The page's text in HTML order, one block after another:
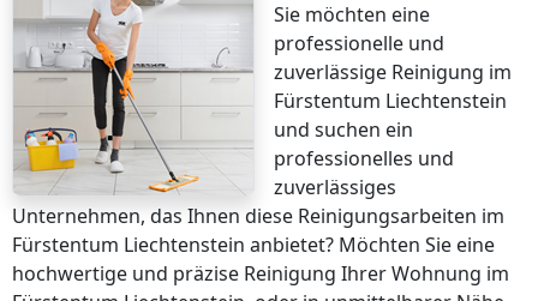
Sie möchten eine
professionelle und
zuverlässige Reinigung im
Fürstentum Liechtenstein
und suchen ein
professionelles und
zuverlässiges
Unternehmen, das Ihnen diese Reinigungsarbeiten im
Fürstentum Liechtenstein anbietet? Möchten Sie eine
hochwertige und präzise Reinigung Ihrer Wohnung im